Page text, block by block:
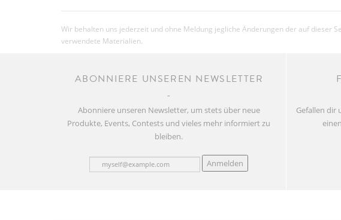
Wir behalten uns jederzeit und ohne Meldung jegliche Änderungen der auf dieser
verwendete Materialien.
ABONNIERE UNSEREN NEWSLETTER
Abonniere unseren Newsletter, um stets über neue
Produkte, Events, Contests und vieles mehr informiert zu
bleiben.
Anmelden
Gefallen dir